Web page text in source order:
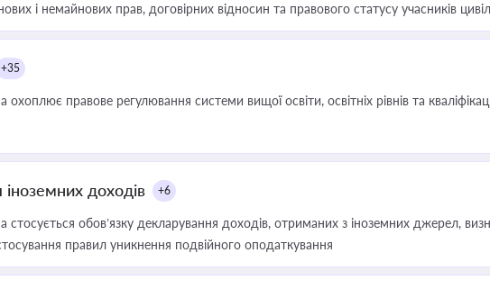
і немайнових прав, договірних відносин та правового статусу учасників
+35
охоплює правове регулювання системи вищої освіти, освітніх рівнів та
доходів +6
стосується обов’язку декларування доходів, отриманих з іноземних джерел,
правил уникнення подвійного оподаткування